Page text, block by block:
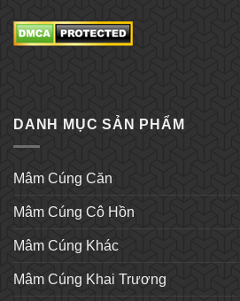
DANH MỤC SẢN PHẨM
Mâm Cúng Căn
Mâm Cúng Cô Hồn
Mâm Cúng Khác
Mâm Cúng Khai Trương